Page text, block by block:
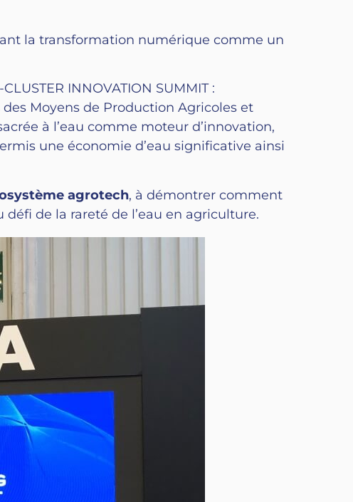
la transformation numérique comme un
INNOVATION SUMMIT :
des Moyens de Production Agricoles et
à l’eau comme moteur d’innovation,
une économie d’eau significative ainsi
agrotech, à démontrer comment
de la rareté de l’eau en agriculture.